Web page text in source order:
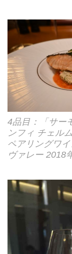
4品目：「サー
ンフィ チェル
ペアリングワ
ヴァレー 2018